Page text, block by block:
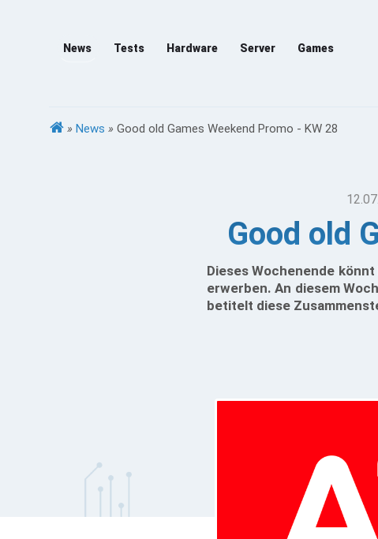
News Tests Hardware Server Games
» News » Good old Games Weekend Promo - KW 28
Good old
Dieses Wochenende
erwerben. An diesem
betitelt diese